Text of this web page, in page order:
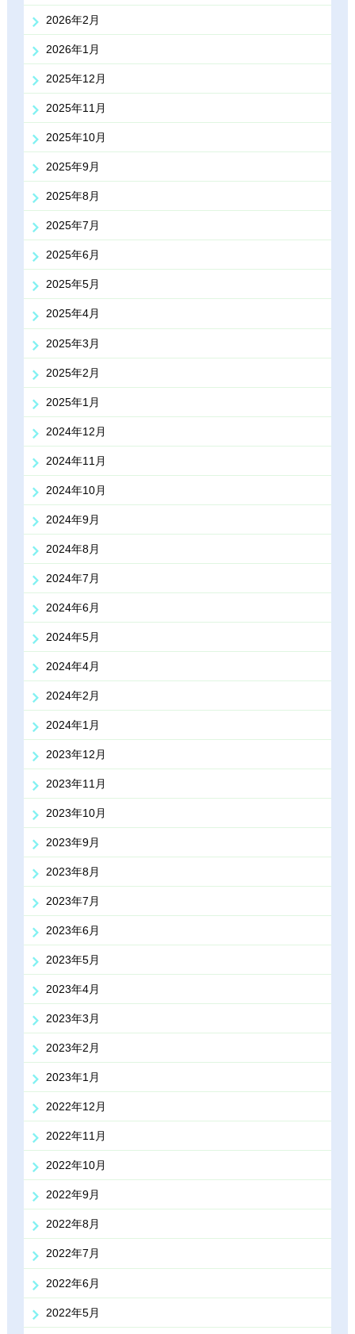
2026年2月
2026年1月
2025年12月
2025年11月
2025年10月
2025年9月
2025年8月
2025年7月
2025年6月
2025年5月
2025年4月
2025年3月
2025年2月
2025年1月
2024年12月
2024年11月
2024年10月
2024年9月
2024年8月
2024年7月
2024年6月
2024年5月
2024年4月
2024年2月
2024年1月
2023年12月
2023年11月
2023年10月
2023年9月
2023年8月
2023年7月
2023年6月
2023年5月
2023年4月
2023年3月
2023年2月
2023年1月
2022年12月
2022年11月
2022年10月
2022年9月
2022年8月
2022年7月
2022年6月
2022年5月